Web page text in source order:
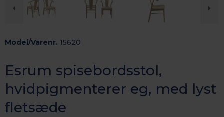
Model/Varenr. 15620
Esrum spisebordsstol,
hvidpigmenterer eg, med lyst
fletsæde